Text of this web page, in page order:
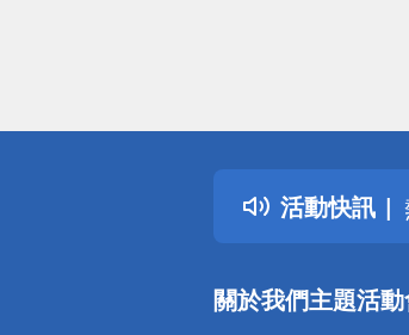
活動快訊
關於我們主題活動